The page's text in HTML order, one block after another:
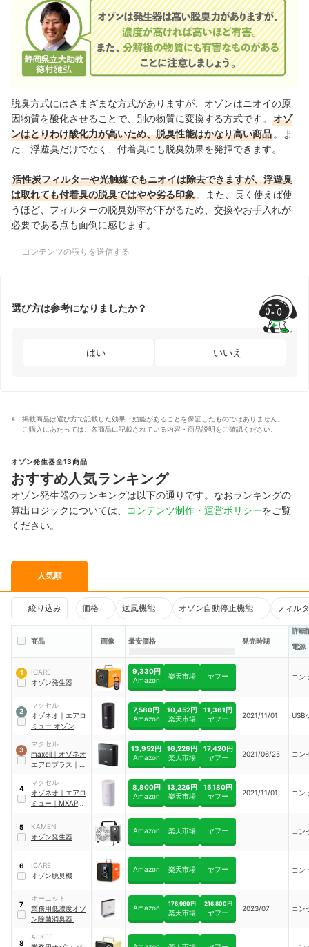
脱臭方式にはさまざまな方式がありますが、オゾンはニオイの原
因物質を酸化させることで、別の物質に変換する方式です。
オゾ
ンはとりわけ酸化力が高いため、脱臭性能はかなり高い商品 。ま
た、浮遊臭だけでなく、付着臭にも脱臭効果を発揮できます。
活性炭フィルターや光触媒でもニオイは除去できますが、浮遊臭
は取れても付着臭の脱臭ではやや劣る印象 。また、長く使えば使
うほど、フィルターの脱臭効率が下がるため、交換やお手入れが
必要である点も面倒に感じます。
コンテンツの誤りを送信する
選び方は参考になりましたか？
はい いいえ
掲載商品は選び方で記載した効果・効能があることを保証したものではありません。
ご購入にあたっては、各商品に記載されている内容・商品説明をご確認ください。
オゾン発生器全13商品
おすすめ人気ランキング
オゾン発生器のランキングは以下の通りです。なおランキングの
算出ロジックについては、
コンテンツ制作・運営ポリシーをご覧
ください。
人気順
絞り込み 価格 送風機能 オゾン自動停止機能 フィル
商品 画像 最安価格 発売時期
詳細
電源
1
ICARE
オゾン発生器
9,330円
Amazon
楽天市場 ヤフー コン
2
マクセル
オゾネオ ｜ エアロ
ミュー オゾン
AER205BK
7,580円
Amazon
10,452円
楽天市場
11,361円
ヤフー
2021/11/01 USB
3
マクセル
maxell ｜ オゾネオ
エアロプラス ｜
BK
13,952円
Amazon
16,226円
楽天市場
17,420円
ヤフー
2021/06/25 コン
4
マクセル
オゾネオ ｜ エアロ
ミュー ｜ MXAP-
8,800円
Amazon
13,226円
楽天市場
15,180円
ヤフー
2021/11/01 コン
5
KAMEN
オゾン発生器
Amazon 楽天市場 ヤフー コン
6
ICARE
オゾン脱臭機
Amazon 楽天市場 ヤフー コン
7
オーニット
業務用低濃度オゾ
ン除菌消臭器 エア
50S
Amazon 176,980円
楽天市場
216,800円
ヤフー 2023/07 コン
8
AIIKEE